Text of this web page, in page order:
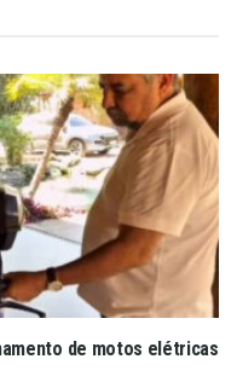
de motos elétricas